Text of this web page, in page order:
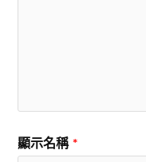
顯示名稱 *